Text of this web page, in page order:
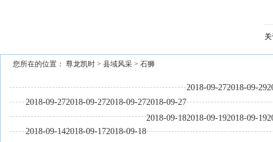
您所在的位置： 尊龙凯时 > 县域风采 > 石狮
2018-09-29
2018-09-27
2018-09-27
2018-09-27
2018-09-27
2018-09-27
2018-09-19
2018-09-19
2018-09-18
2018-09-18
2018-09-17
2018-09-14